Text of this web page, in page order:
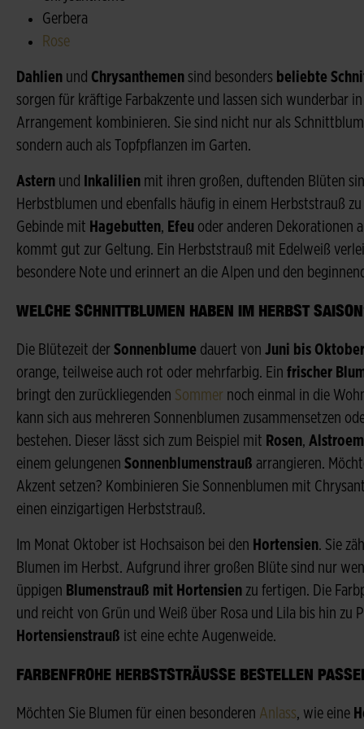
Gerbera
Rose
Dahlien und Chrysanthemen sind besonders beliebte
sorgen für kräftige Farbakzente und lassen sich wunderbar
Arrangement kombinieren. Sie sind nicht nur als
sondern auch als Topfpflanzen im Garten.
Astern und Inkalilien mit ihren großen, duftenden Blüten
Herbstblumen und ebenfalls häufig in einem Herbststrauß
Gebinde mit Hagebutten, Efeu oder anderen Dekorationen
kommt gut zur Geltung. Ein Herbststrauß mit Edelweiß
besondere Note und erinnert an die Alpen und den
WELCHE SCHNITTBLUMEN HABEN IM HERBST
Die Blütezeit der Sonnenblume dauert von Juni bis Oktober
orange, teilweise auch rot oder mehrfarbig. Ein frischer
bringt den zurückliegenden Sommer noch einmal in die
kann sich aus mehreren Sonnenblumen zusammensetzen
bestehen. Dieser lässt sich zum Beispiel mit Rosen,
einem gelungenen Sonnenblumenstrauß arrangieren.
Akzent setzen? Kombinieren Sie Sonnenblumen mit
einen einzigartigen Herbststrauß.
Im Monat Oktober ist Hochsaison bei den Hortensien. Sie
Blumen im Herbst. Aufgrund ihrer großen Blüte sind nur
üppigen Blumenstrauß mit Hortensien zu fertigen. Die
und reicht von Grün und Weiß über Rosa und Lila bis hin zu
Hortensienstrauß ist eine echte Augenweide.
FARBENFROHE HERBSTSTRÄUSSE BESTELLEN
Möchten Sie Blumen für einen besonderen Anlass, wie eine